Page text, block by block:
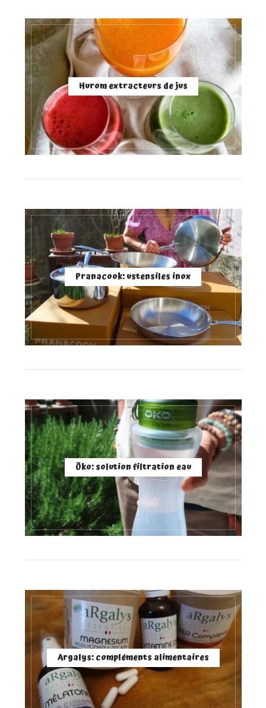
Hurom extracteurs de jus
Pranacook: ustensiles inox
Öko: solution filtration eau
Argalys: compléments alimentaires